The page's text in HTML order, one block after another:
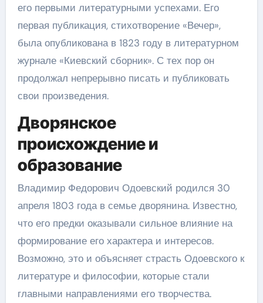
его первыми литературными успехами. Его
первая публикация, стихотворение «Вечер»,
была опубликована в 1823 году в литературном
журнале «Киевский сборник». С тех пор он
продолжал непрерывно писать и публиковать
свои произведения.
Дворянское
происхождение и
образование
Владимир Федорович Одоевский родился 30
апреля 1803 года в семье дворянина. Известно,
что его предки оказывали сильное влияние на
формирование его характера и интересов.
Возможно, это и объясняет страсть Одоевского к
литературе и философии, которые стали
главными направлениями его творчества.